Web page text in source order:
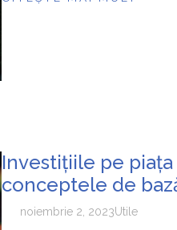
Investițiile pe
conceptele de
noiembrie 2, 2023Utile